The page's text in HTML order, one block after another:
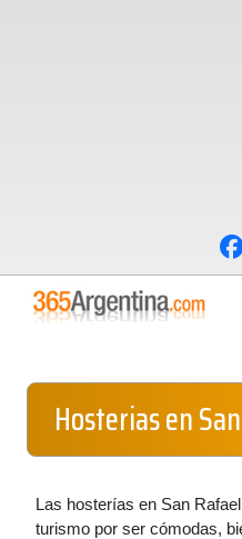
Hosterias en
Las hosterías en San
turismo por ser cómodas,